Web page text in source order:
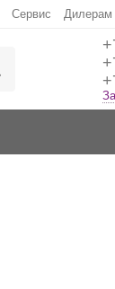
Сервис Дилерам